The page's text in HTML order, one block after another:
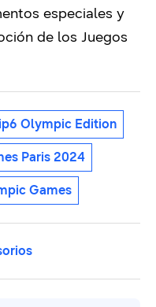
especiales y
de los Juegos
Olympic Edition
Paris 2024
Games